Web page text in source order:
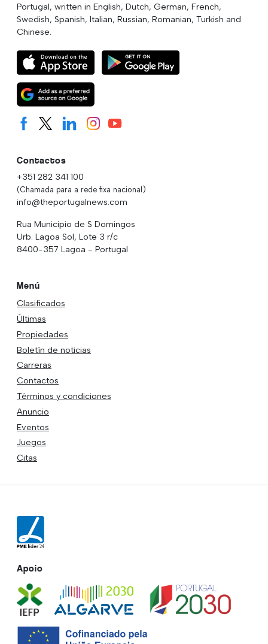
Portugal, written in English, Dutch, German, French,
Swedish, Spanish, Italian, Russian, Romanian, Turkish and
Chinese.
Contactos
+351 282 341 100
(Chamada para a rede fixa nacional)
info@theportugalnews.com
Rua Municipio de S Domingos
Urb. Lagoa Sol, Lote 3 r/c
8400-357 Lagoa - Portugal
Menú
Clasificados
Últimas
Propiedades
Boletín de noticias
Carreras
Contactos
Términos y condiciones
Anuncio
Eventos
Juegos
Citas
Apoio